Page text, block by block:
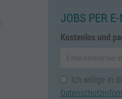
JOBS PER
Kostenlos und
Ich willige in